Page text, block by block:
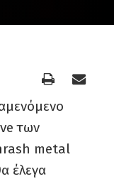
των
metal
έλεγα